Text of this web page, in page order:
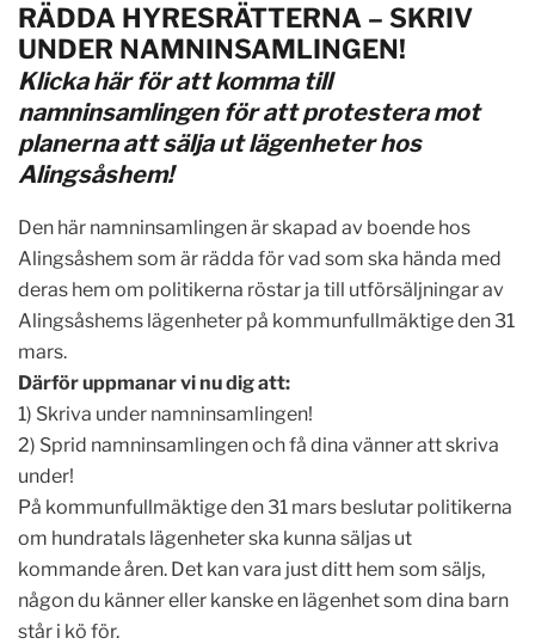
RÄDDA HYRESRÄTTERNA – SKRIV
UNDER NAMNINSAMLINGEN!
Klicka här för att komma till
namninsamlingen för att protestera mot
planerna att sälja ut lägenheter hos
Alingsåshem!
Den här namninsamlingen är skapad av boende hos
Alingsåshem som är rädda för vad som ska hända med
deras hem om politikerna röstar ja till utförsäljningar av
Alingsåshems lägenheter på kommunfullmäktige den 31
mars.
Därför uppmanar vi nu dig att:
1) Skriva under namninsamlingen!
2) Sprid namninsamlingen och få dina vänner att skriva
under!
På kommunfullmäktige den 31 mars beslutar politikerna
om hundratals lägenheter ska kunna säljas ut
kommande åren. Det kan vara just ditt hem som säljs,
någon du känner eller kanske en lägenhet som dina barn
står i kö för.